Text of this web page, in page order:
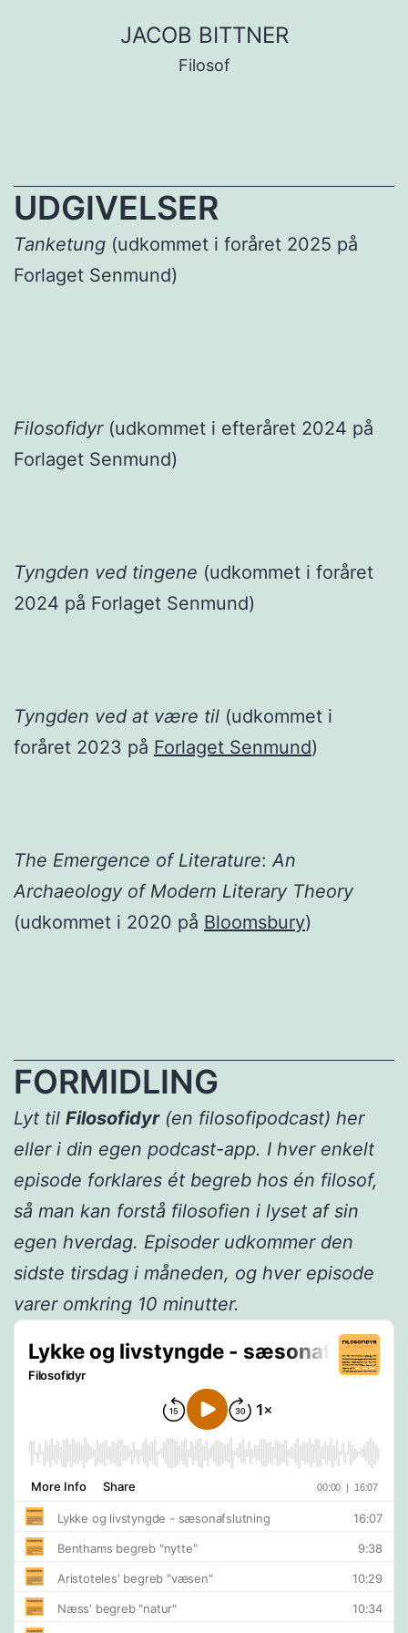
JACOB BITTNER
Filosof
UDGIVELSER
Tanketung (udkommet i foråret 2025 på
Forlaget Senmund)
Filosofidyr (udkommet i efteråret 2024 på
Forlaget Senmund)
Tyngden ved tingene (udkommet i foråret
2024 på Forlaget Senmund)
Tyngden ved at være til (udkommet i
foråret 2023 på Forlaget Senmund)
The Emergence of Literature: An
Archaeology of Modern Literary Theory
(udkommet i 2020 på Bloomsbury)
FORMIDLING
Lyt til Filosofidyr(en filosofipodcast) her
eller i din egen podcast-app. I hver enkelt
episode forklares ét begreb hos én filosof,
så man kan forstå filosofien i lyset af sin
egen hverdag. Episoder udkommer den
sidste tirsdag i måneden, og hver episode
varer omkring 10 minutter.